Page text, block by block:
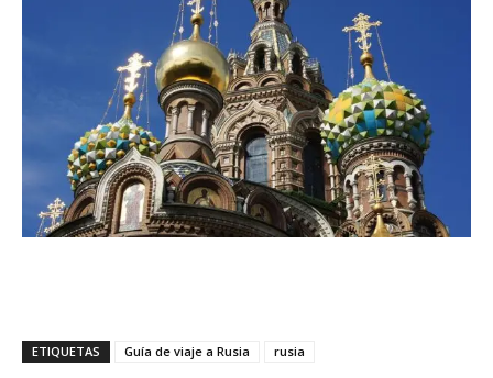
ETIQUETAS Guía de viaje a Rusia rusia